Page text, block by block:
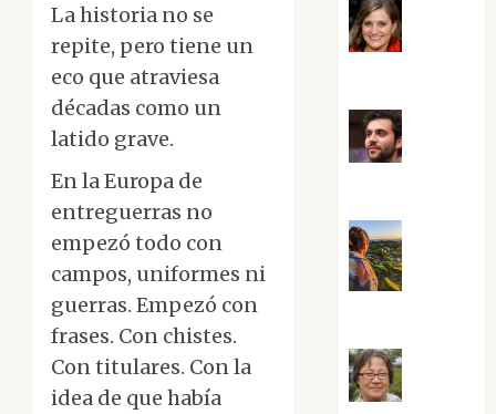
La historia no se
repite, pero tiene un
eco que atraviesa
décadas como un
latido grave.
En la Europa de
entreguerras no
empezó todo con
campos, uniformes ni
guerras. Empezó con
frases. Con chistes.
Con titulares. Con la
idea de que había